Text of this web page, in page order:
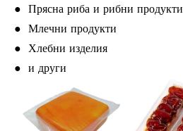
● Прясна риба и рибни продукти
● Млечни продукти
● Хлебни изделия
● и други